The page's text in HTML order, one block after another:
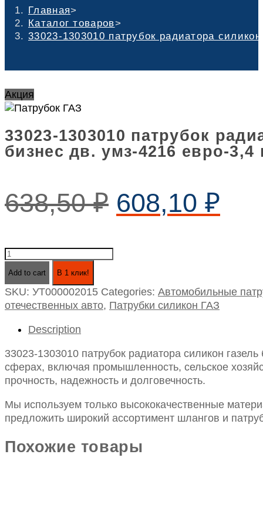
Главная>
Каталог товаров>
33023-1303010 патрубок радиатора
Акция
33023-1303010 патрубок
бизнес дв. умз-4216 евро-
638,50₽ 608,10 ₽
33023-
радиатора
силикон
бизнес
дв.
умз-4216
евро-3,4
верхний
(4сл/5мм)
quantity
Add to cart В 1 клик!
SKU: УТ000002015 Categories: Автомобильные
отечественных авто, Патрубки силикон ГАЗ
Description
33023-1303010 патрубок радиатора силикон
сферах, включая промышленность, сельское
прочность, надежность и долговечность.
Мы используем только высококачественные
предложить широкий ассортимент шлангов и
Похожие товары